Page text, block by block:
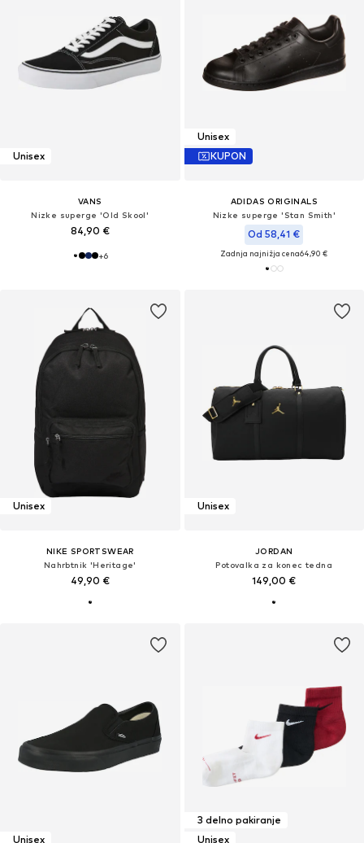
Unisex
VANS
Nizke superge 'Old Skool'
84,90 €
+6
Unisex
KUPON
ADIDAS ORIGINALS
Nizke superge 'Stan Smith'
Od 58,41 €
Zadnja najnižja cena64,90 €
Unisex
NIKE SPORTSWEAR
Nahrbtnik 'Heritage'
49,90 €
Unisex
JORDAN
Potovalka za konec tedna
149,00 €
Unisex
3 delno pakiranje
Unisex